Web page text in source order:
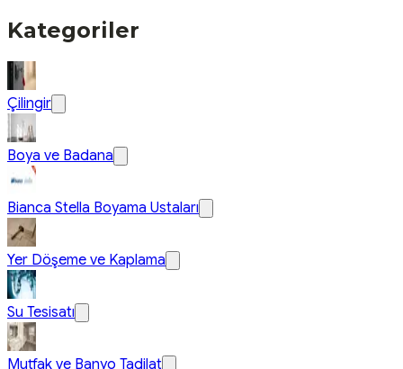
Kategoriler
Çilingir
Boya ve Badana
Bianca Stella Boyama Ustaları
Yer Döşeme ve Kaplama
Su Tesisatı
Mutfak ve Banyo Tadilat